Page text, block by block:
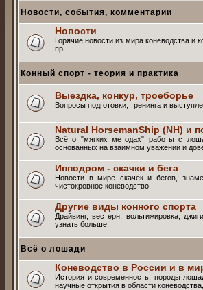
Новости, события, комментарии
Новости
Горячие новости из мира коневодства и
пр.
Конный спорт - теория и практика
Выездка, конкур, троеборье
Вопросы подготовки, тренинга и
Natural HorsemanShip (NH) и
Всё о "мягких методах" работы с
основанных на взаимном уважении и
Ипподром - скачки и бега
Новости в мире скачек и бегов,
чистокровное коневодство.
Другие виды конного спорта
Драйвинг, вестерн, вольтижировка,
узнать больше.
Всё о лошади
Коневодство в России и в
История и современность, породы
научные открытия в области